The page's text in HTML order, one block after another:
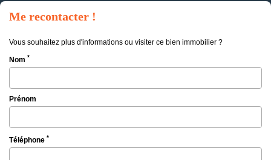
Me recontacter !
Vous souhaitez plus d'informations ou visiter ce bien immobilier ?
Nom *
Prénom
Téléphone *